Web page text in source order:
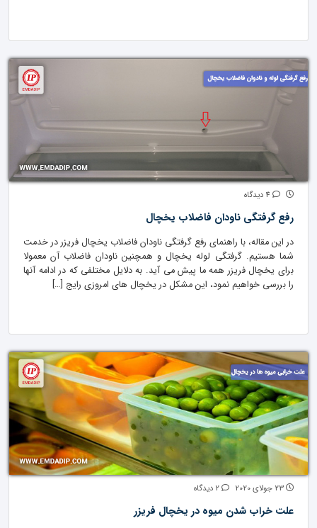
رفع گرفتگی ناودان فاضلاب یخچال
در این مقاله، با راهنمای رفع گرفتگی ناودان فاضلاب یخچال فریزر در خدمت
شما هستیم. گرفتگی لوله یخچال و همچنین ناودان فاضلاب آن معمولا
برای یخچال فریزر همه ما پیش می آید. به دلایل مختلفی که در ادامه آنها
را بررسی خواهیم نمود، این مشکل در یخچال های امروزی رایج […]
علت خراب شدن میوه در یخچال فریزر